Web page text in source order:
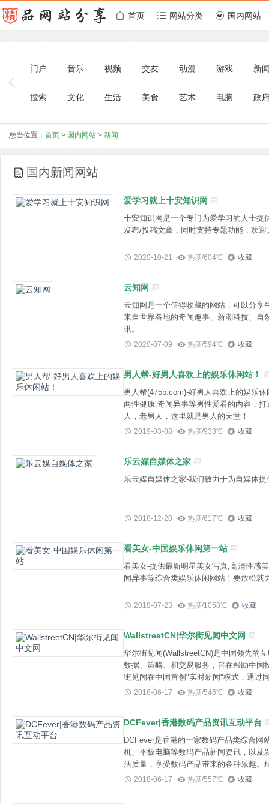
首页 网站分类 国内网站
门户 音乐 视频 交友 动漫 游戏 新
搜索 文化 生活 美食 艺术 电脑 政
投资理财 区块链 目录导航 宠物
您当位置： 首页 > 国内网站 > 新闻
国内新闻网站
爱学习就上十安知识网
十安知识网是一个专门为爱学习的人士提
发布/投稿文章，同时支持专题功能，欢
2020-10-21 热度/604℃ 收藏
云知网
云知网是一个值得收藏的网站，可以分享
来自世界各地的奇闻趣事、新潮科技、自
讯。
2020-07-09 热度/594℃ 收藏
男人帮-好男人喜欢上的娱乐休闲站！
男人帮(475b.com)-好男人喜欢上的娱乐
两性健康,奇闻异事等男性爱看的内容，
人，老男人，这里就是男人的天堂！
2019-03-08 热度/933℃ 收藏
乐云媒自媒体之家
乐云媒自媒体之家-我们致力于为自媒体提
2018-12-20 热度/617℃ 收藏
看美女-中国娱乐休闲第一站
看美女-提供最新明星美女写真,高清性感
闻异事等综合类娱乐休闲网站！要放松就
2018-07-23 热度/1058℃ 收藏
WallstreetCN|华尔街见闻中文网
华尔街见闻(WallstreetCN)是中国领先的
数据、策略、和交易服务，旨在帮助中国
街见闻在中国首创"实时新闻"模式，通过
供服务，7*24小时全年不间断。影响全
团队来自于英国《金融时
2018-06-17 热度/546℃ 收藏
DCFever|香港数码产品资讯互动平台
DCFever是香港的一家数码产品类综合
机、平板电脑等数码产品新闻资讯，以及
活质量，享受数码产品带来的各种乐趣。
亘动平台、手机软件，人与人之间的交
2018-06-17 热度/557℃ 收藏